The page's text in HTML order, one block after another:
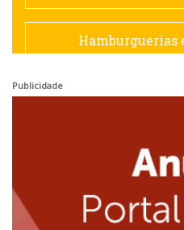
Hamburguerias
Publicidade